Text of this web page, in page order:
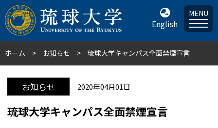
English
MENU
ホーム お知らせ 琉球大学キャンパス全面禁煙宣言
お知らせ 2020年04月01日
琉球大学キャンパス全面禁煙宣言